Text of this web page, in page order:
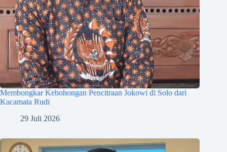
Membongkar Kebohongan Pencitraan Jokowi di Solo dari
Kacamata Rudi
29 Juli 2026